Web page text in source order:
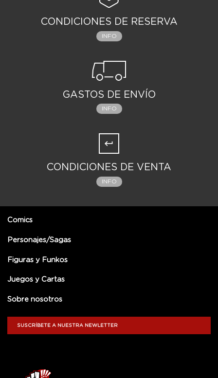
CONDICIONES DE RESERVA
INFO
GASTOS DE ENVÍO
INFO
CONDICIONES DE VENTA
INFO
Comics
Personajes/Sagas
Figuras y Funkos
Juegos y Cartas
Sobre nosotros
SUSCRÍBETE A NUESTRA NEWLETTER